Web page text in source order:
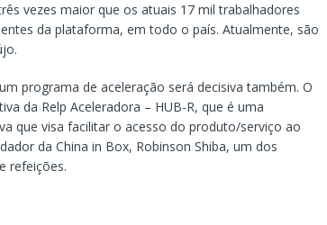
vezes maior que os atuais 17 mil trabalhadores
da plataforma, em todo o país. Atualmente, são
programa de aceleração será decisiva também. O
da Relp Aceleradora – HUB-R, que é uma
que visa facilitar o acesso do produto/serviço ao
da China in Box, Robinson Shiba, um dos
refeições.